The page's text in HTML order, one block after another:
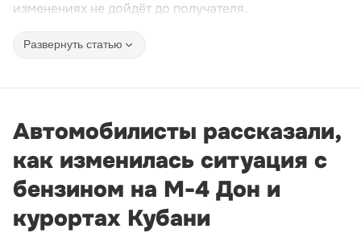
изменениях не дойдёт до получателя.
Развернуть статью
Автомобилисты рассказали,
как изменилась ситуация с
бензином на М-4 Дон и
курортах Кубани